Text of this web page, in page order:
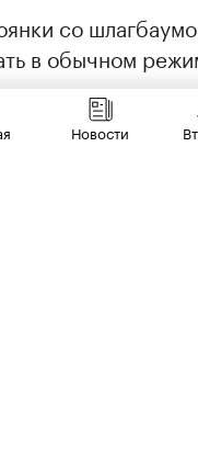
со
в обычном
в праздничные
Новости